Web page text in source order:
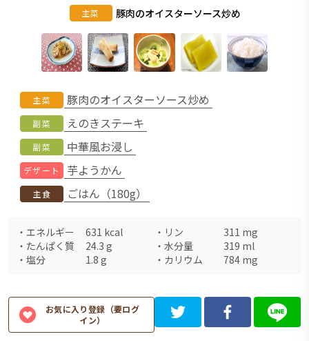
主菜 豚肉のオイスターソース炒め
主菜 豚肉のオイスターソース炒め
副菜 えのきステーキ
副菜 中華風お浸し
デザート 芋ようかん
主食 ごはん（180g）
・ エネルギー 631 kcal ・ リン 311 mg
・ たんぱく質 24.3 g ・ 水分量 319 ml
・ 塩分 1.8 g ・ カリウム 784 mg
お気に入り登録（要ログ
イン）